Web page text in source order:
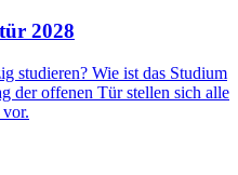
2028
studieren? Wie ist das Studium
der offenen Tür stellen sich alle